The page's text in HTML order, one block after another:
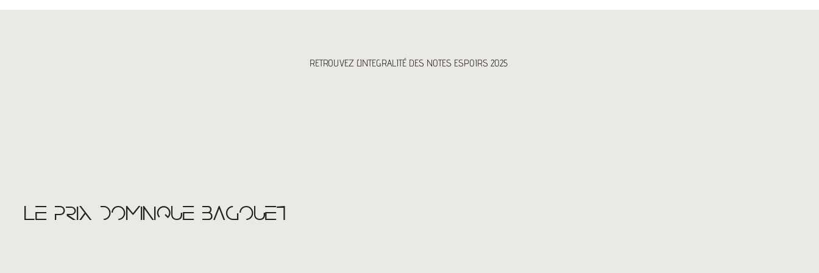
RETROUVEZ L'INTEGRALITÉ DES NOTES ESPOIRS 2025
LE PRIX DOMINIQUE BAGOUET